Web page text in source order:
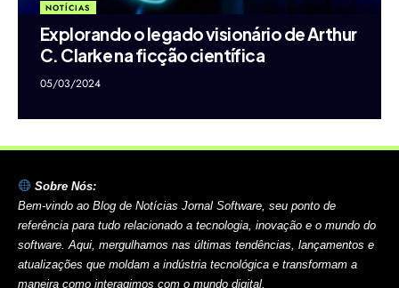
NOTÍCIAS
Explorando o legado visionário de Arthur
C. Clarke na ficção científica
05/03/2024
Sobre Nós:
Bem-vindo ao Blog de Notícias Jornal Software, seu ponto de
referência para tudo relacionado a tecnologia, inovação e o mundo do
software. Aqui, mergulhamos nas últimas tendências, lançamentos e
atualizações que moldam a indústria tecnológica e transformam a
maneira como interagimos com o mundo digital.